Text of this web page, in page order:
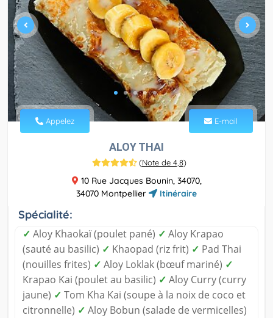
Appelez E-mail
ALOY THAI
(Note de 4,8)
10 Rue Jacques Bounin, 34070,
34070 Montpellier
Itinéraire
Spécialité:
✓ Aloy Khaokaï (poulet pané) ✓ Aloy Krapao
(sauté au basilic) ✓ Khaopad (riz frit) ✓ Pad Thai
(nouilles frites) ✓ Aloy Loklak (bœuf mariné) ✓
Krapao Kai (poulet au basilic) ✓ Aloy Curry (curry
jaune) ✓ Tom Kha Kai (soupe à la noix de coco et
citronnelle) ✓ Aloy Bobun (salade de vermicelles)